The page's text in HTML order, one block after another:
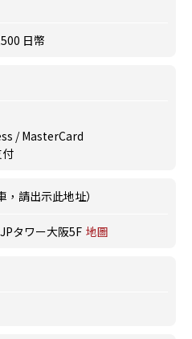
日幣
/ MasterCard
請出示此地址）
タワー大阪5F 地圖